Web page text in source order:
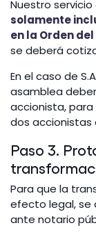
Nuestro servicio
solamente
en la Orden
se deberá
En el caso de
asamblea
accionista,
dos accionistas
Paso 3.
Para que la
efecto legal, se
ante notario